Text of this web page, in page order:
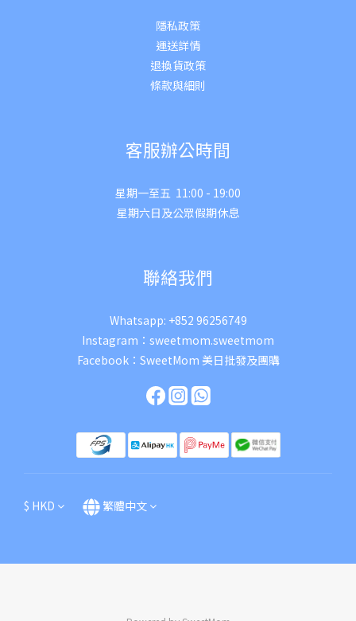
隱私政策
運送詳情
退換貨政策
條款與細則
客服辦公時間
星期一至五 11:00 - 19:00
星期六日及公眾假期休息
聯絡我們
Whatsapp: +852 96256749
Instagram： sweetmom.sweetmom
Facebook： SweetMom 美日批發及團購
$ HKD 繁體中文